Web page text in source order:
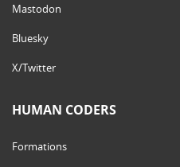
Mastodon
Bluesky
X/Twitter
HUMAN CODERS
Formations